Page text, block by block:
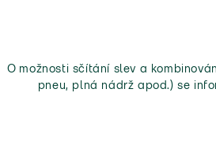
O možnosti sčítání slev a
pneu, plná nádrž apod.) se